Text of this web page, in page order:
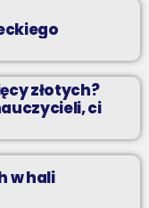
złotych?
ci
w hali